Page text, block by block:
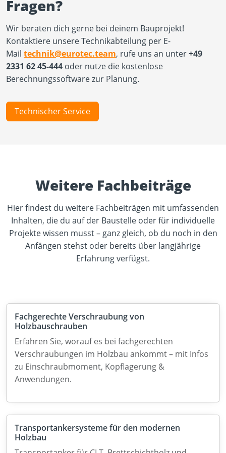
Fragen?
Wir beraten dich gerne bei deinem Bauprojekt!
Kontaktiere unsere Technikabteilung per E-
Mail technik@eurotec.team, rufe uns an unter+49
2331 62 45-444 oder nutze die kostenlose
Berechnungssoftware zur Planung.
Technischer Service
Weitere Fachbeiträge
Hier findest du weitere Fachbeiträgen mit umfassenden
Inhalten, die du auf der Baustelle oder für individuelle
Projekte wissen musst – ganz gleich, ob du noch in den
Anfängen stehst oder bereits über langjährige
Erfahrung verfügst.
Fachgerechte Verschraubung von
Holzbauschrauben
Erfahren Sie, worauf es bei fachgerechten
Verschraubungen im Holzbau ankommt – mit Infos
zu Einschraubmoment, Kopflagerung &
Anwendungen.
Transportankersysteme für den modernen
Holzbau